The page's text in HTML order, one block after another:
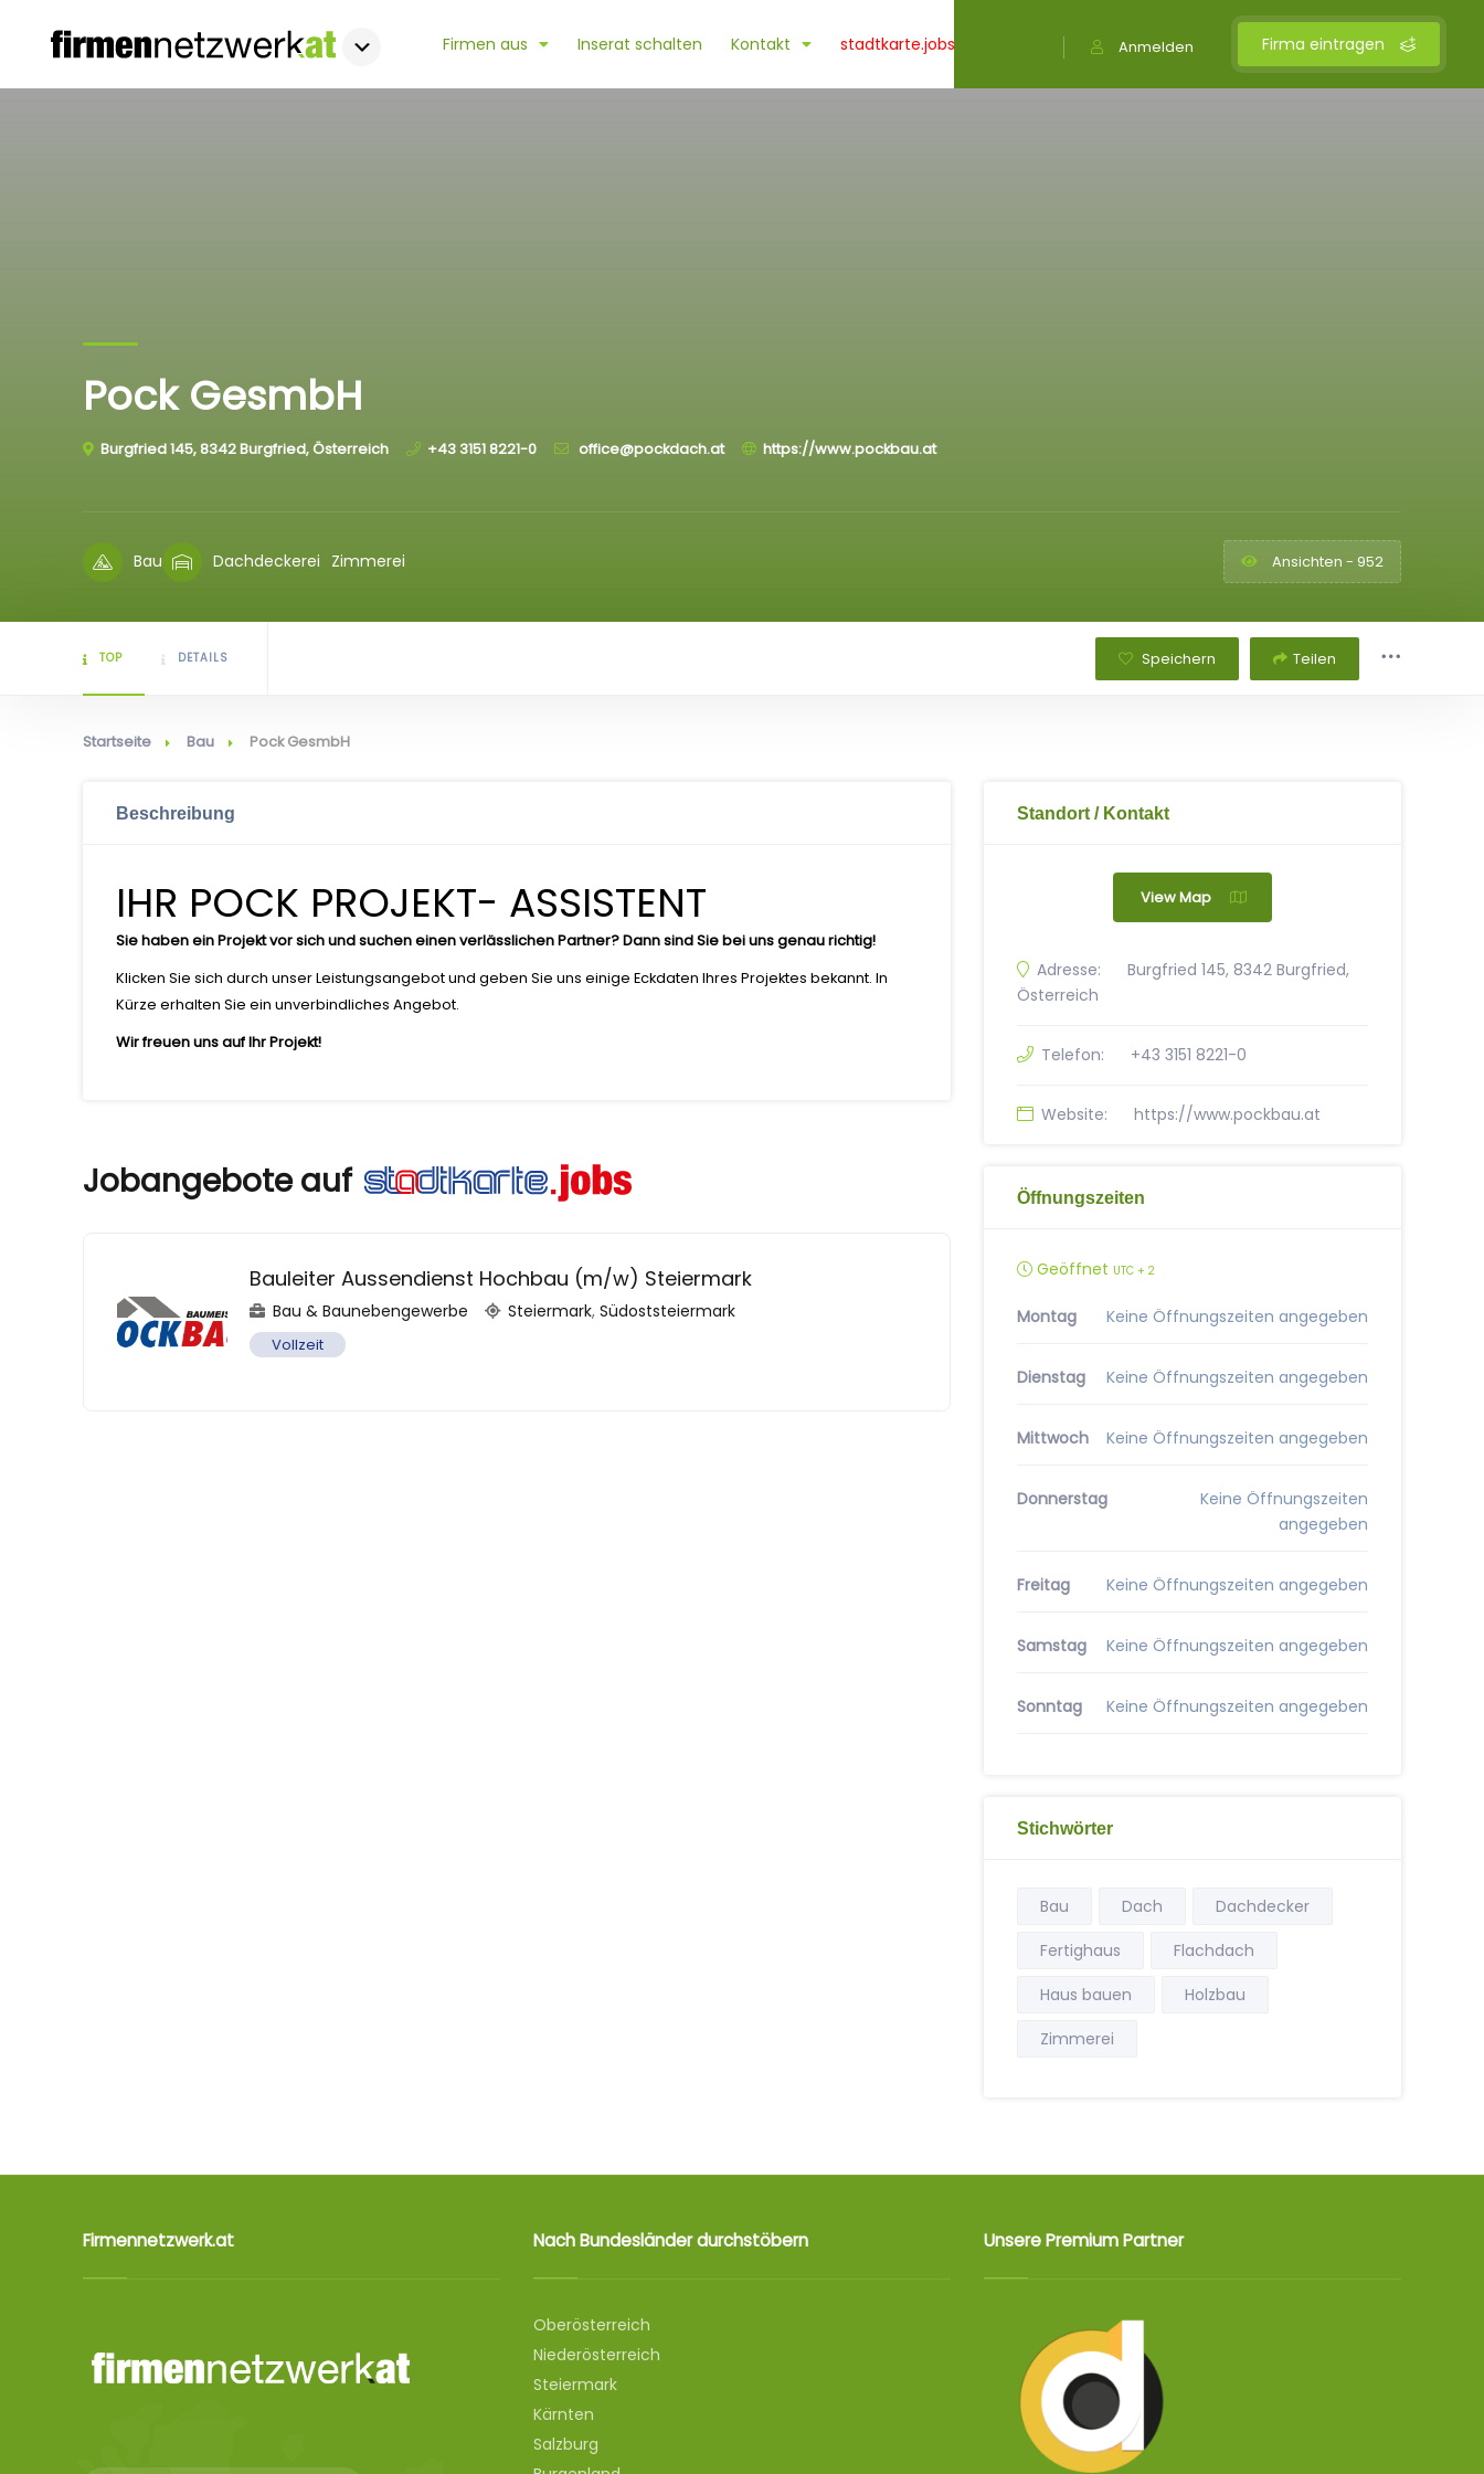
Firma eintragen
Anmelden
Firmen aus Inserat schalten Kontakt stadtkarte.jobs
Pock GesmbH
Burgfried 145, 8342 Burgfried, Österreich +43 3151 8221-0 office@pockdach.at https://www.pockbau.at
Bau Dachdeckerei Zimmerei Ansichten - 952
TOP DETAILS Speichern Teilen
Startseite Bau Pock GesmbH
Beschreibung
IHR POCK PROJEKT- ASSISTENT
Sie haben ein Projekt vor sich und suchen einen verlässlichen Partner? Dann sind Sie bei uns genau richtig!
Klicken Sie sich durch unser Leistungsangebot und geben Sie uns einige Eckdaten Ihres Projektes bekannt. In
Kürze erhalten Sie ein unverbindliches Angebot.
Wir freuen uns auf Ihr Projekt!
Jobangebote auf
Bauleiter Aussendienst Hochbau (m/w) Steiermark
Bau & Baunebengewerbe Steiermark, Südoststeiermark
Vollzeit
Standort / Kontakt
View Map
Adresse:
Burgfried 145, 8342 Burgfried,
Österreich
Telefon: +43 3151 8221-0
Website: https://www.pockbau.at
Öffnungszeiten
Geöffnet UTC + 2
Montag Keine Öffnungszeiten angegeben
Dienstag Keine Öffnungszeiten angegeben
Mittwoch Keine Öffnungszeiten angegeben
Donnerstag
Keine Öffnungszeiten
angegeben
Freitag Keine Öffnungszeiten angegeben
Samstag Keine Öffnungszeiten angegeben
Sonntag Keine Öffnungszeiten angegeben
Stichwörter
Bau Dach
Dachdecker
Fertighaus
Flachdach
Haus bauen
Holzbau
Zimmerei
Firmennetzwerk.at Nach Bundesländer durchstöbern
Oberösterreich
Niederösterreich
Steiermark
Kärnten
Salzburg
Unsere Premium Partner